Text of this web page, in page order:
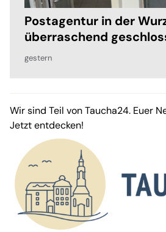
Postagentur in der
überraschend
gestern
Wir sind Teil von Taucha24. Euer
Jetzt entdecken!